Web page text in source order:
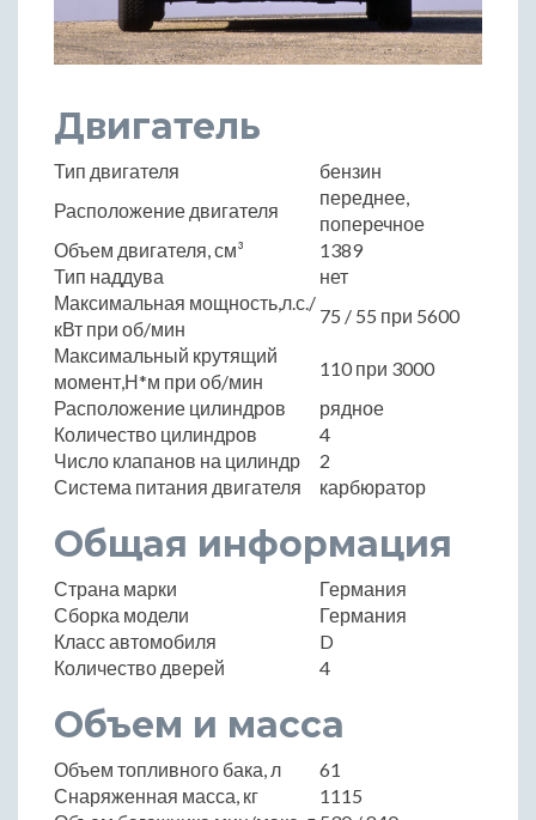
Двигатель
Тип двигателя
бензин
Расположение двигателя
переднее,
поперечное
Объем двигателя, см³
1389
Тип наддува
нет
Максимальная мощность,л.с./
кВт при об/мин
75 / 55 при 5600
Максимальный крутящий
момент,Н*м при об/мин
110 при 3000
Расположение цилиндров
рядное
Количество цилиндров
4
Число клапанов на цилиндр
2
Система питания двигателя
карбюратор
Общая информация
Страна марки
Германия
Сборка модели
Германия
Класс автомобиля
D
Количество дверей
4
Объем и масса
Объем топливного бака, л
61
Снаряженная масса, кг
1115